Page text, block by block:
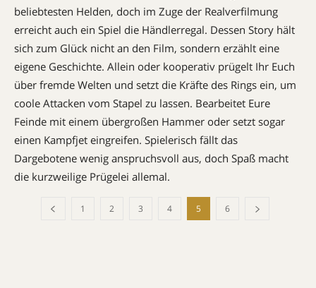
beliebtesten Helden, doch im Zuge der Realverfilmung
erreicht auch ein Spiel die Händlerregal. Dessen Story hält
sich zum Glück nicht an den Film, sondern erzählt eine
eigene Geschichte. Allein oder kooperativ prügelt Ihr Euch
über fremde Welten und setzt die Kräfte des Rings ein, um
coole Attacken vom Stapel zu lassen. Bearbeitet Eure
Feinde mit einem übergroßen Hammer oder setzt sogar
einen Kampfjet eingreifen. Spielerisch fällt das
Dargebotene wenig anspruchsvoll aus, doch Spaß macht
die kurzweilige Prügelei allemal.
1 2 3 4 5 6